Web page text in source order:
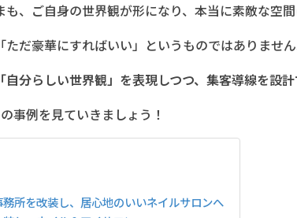
も、ご自身の世界観が形になり、本当に素敵な空間
だ豪華にすればいい」というものではありません
「自分らしい世界観」を表現しつつ、集客導線を設計
事例を見ていきましょう！
所を改装し、居心地のいいネイルサロンへ